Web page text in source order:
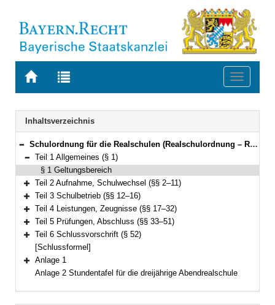
Zur
BAYERN.RECHT
Zur
letzten
Suche
Toggle
Navigation
Inhaltsverzeichnis
Bereich reduzieren
Schulordnung für die Realschulen (Realschulordnung – RSO) Vom 18. Juli 2007 (GVBl. S. 458, ber. S. 585) BayRS 2234-2-K (§§ 1–52)
Bereich reduzieren
Teil 1 Allgemeines (§ 1)
§ 1 Geltungsbereich
Bereich erweitern
Teil 2 Aufnahme, Schulwechsel (§§ 2–11)
Bereich erweitern
Teil 3 Schulbetrieb (§§ 12–16)
Bereich erweitern
Teil 4 Leistungen, Zeugnisse (§§ 17–32)
Bereich erweitern
Teil 5 Prüfungen, Abschluss (§§ 33–51)
Bereich erweitern
Teil 6 Schlussvorschrift (§ 52)
[Schlussformel]
Bereich erweitern
Anlage 1
Anlage 2 Stundentafel für die dreijährige Abendrealschule